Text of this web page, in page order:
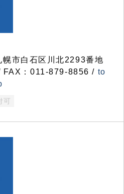
市白石区川北2293番地
：011-879-8856 / to
可